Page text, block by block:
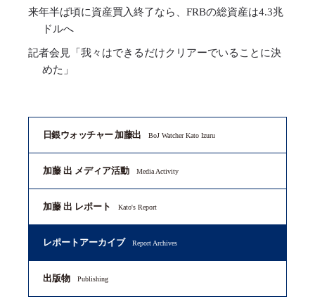
来年半ば頃に資産買入終了なら、FRBの総資産は4.3兆
ドルへ
記者会見「我々はできるだけクリアーでいることに決
めた」
日銀ウォッチャー 加藤出 BoJ Watcher Kato Izuru
加藤 出 メディア活動 Media Activity
加藤 出 レポート Kato's Report
レポートアーカイブ Report Archives
出版物 Publishing